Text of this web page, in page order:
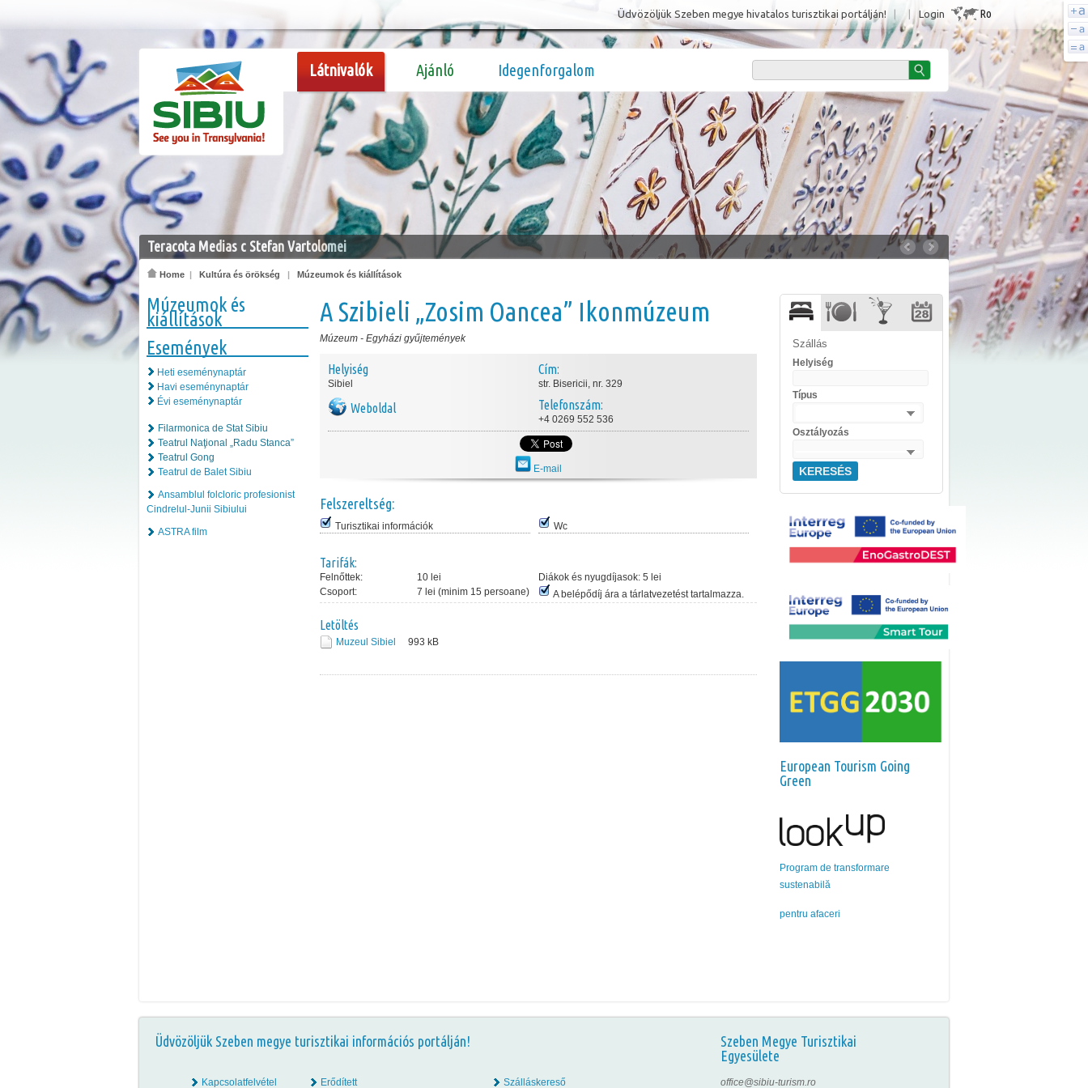
Login Ro
Üdvözöljük Szeben megye hivatalos turisztikai portálján!
Látnivalók Ajánló Idegenforgalom
Teracota Medias c Stefan Vartolomei
Home | Kultúra és örökség | Múzeumok és kiállítások
Múzeumok és
kiállítások
Események
Heti eseménynaptár
Havi eseménynaptár
Évi eseménynaptár
Filarmonica de Stat Sibiu
Teatrul Naţional „Radu Stanca”
Teatrul Gong
Teatrul de Balet Sibiu
Ansamblul folcloric profesionist
Cindrelul-Junii Sibiului
ASTRA film
A Szibieli „Zosim Oancea” Ikonmúzeum
Múzeum - Egyházi gyűjtemények
Helyiség
Sibiel
Weboldal
Cím:
str. Bisericii, nr. 329
Telefonszám:
+4 0269 552 536
E-mail
Felszereltség:
Turisztikai információk Wc
Tarifák:
Felnőttek:
10 lei
Csoport:
7 lei (minim 15 persoane)
Diákok és nyugdíjasok: 5 lei
A belépődíj ára a tárlatvezetést tartalmazza.
Letöltés
Muzeul Sibiel 993 kB
Szállás
Helyiség
Típus
Osztályozás
KERESÉS
European Tourism Going
Green
Program de transformare
sustenabilă
pentru afaceri
Üdvözöljük Szeben megye turisztikai információs portálján!
Szeben Megye Turisztikai
Egyesülete
Kapcsolatfelvétel Erődített Szálláskereső office@sibiu-turism.ro